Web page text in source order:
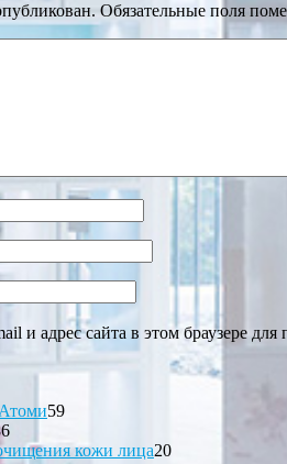
Обязательные поля
и адрес сайта в этом браузере
5959
86
товаров кожи лица2020